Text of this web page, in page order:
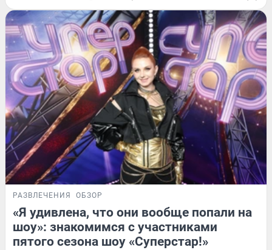
РАЗВЛЕЧЕНИЯ ОБЗОР
«Я удивлена, что они вообще попали на
шоу»: знакомимся с участниками
пятого сезона шоу «Суперстар!»